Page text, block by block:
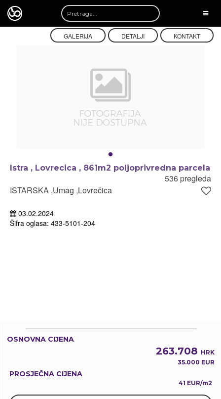
GALERIJA DETALJI KONTAKT
Istra , Lovrecica , 861m2 poljoprivredna parcela
536 pregleda
ISTARSKA ,Umag ,Lovrečica
03.02.2024
Šifra oglasa: 433-5101-204
OSNOVNA CIJENA
263.708 HRK
35.000 EUR
PROSJEČNA CIJENA
41 EUR/m2